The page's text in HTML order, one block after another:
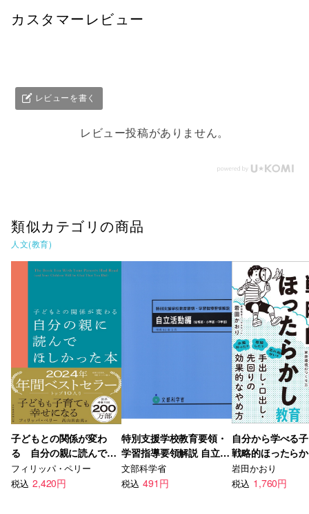
カスタマーレビュー
レビューを書く
レビュー投稿がありません。
類似カテゴリの商品
人文(教育)
子どもとの関係が変わ
る 自分の親に読んでほ
しかった本
フィリッパ・ペリー
税込 2,420円
特別支援学校教育要領・
学習指導要領解説 自立活
動編〈幼稚部・小学部・
中学部〉
文部科学省
税込 491円
自分から学べる
戦略的ほったら
岩田かおり
税込 1,760円